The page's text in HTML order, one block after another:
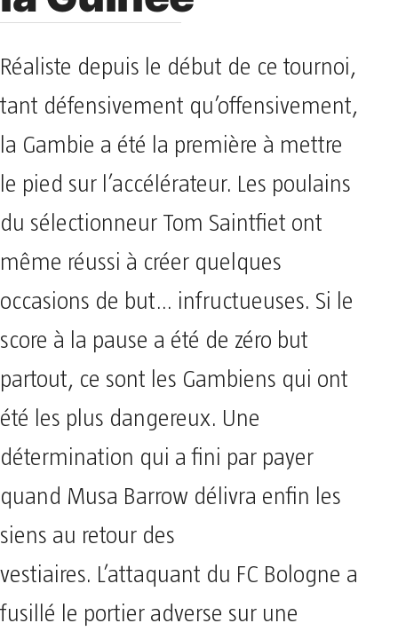
Réaliste depuis le début de ce tournoi,
tant défensivement qu’offensivement,
la Gambie a été la première à mettre
le pied sur l’accélérateur. Les poulains
du sélectionneur Tom Saintfiet ont
même réussi à créer quelques
occasions de but… infructueuses. Si le
score à la pause a été de zéro but
partout, ce sont les Gambiens qui ont
été les plus dangereux. Une
détermination qui a fini par payer
quand Musa Barrow délivra enfin les
siens au retour des
vestiaires. L’attaquant du FC Bologne a
fusillé le portier adverse sur une